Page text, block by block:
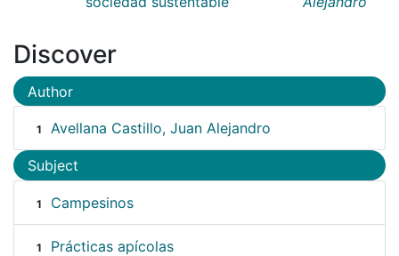
Discover
Author
1 Avellana Castillo, Juan Alejandro
Subject
1 Campesinos
1 Prácticas apícolas